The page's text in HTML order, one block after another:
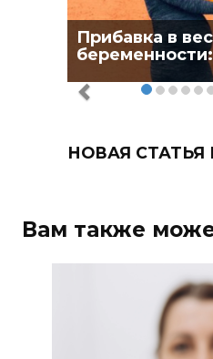
Прибавка в
НОВАЯ СТАТЬЯ
Вам также